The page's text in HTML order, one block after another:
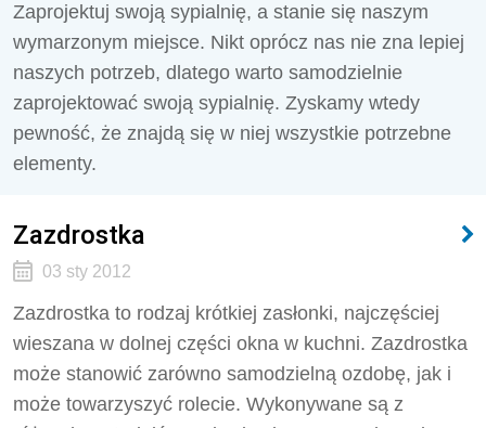
Zaprojektuj swoją sypialnię, a stanie się naszym
wymarzonym miejsce. Nikt oprócz nas nie zna lepiej
naszych potrzeb, dlatego warto samodzielnie
zaprojektować swoją sypialnię. Zyskamy wtedy
pewność, że znajdą się w niej wszystkie potrzebne
elementy.
Zazdrostka
03 sty 2012
Zazdrostka to rodzaj krótkiej zasłonki, najczęściej
wieszana w dolnej części okna w kuchni. Zazdrostka
może stanowić zarówno samodzielną ozdobę, jak i
może towarzyszyć rolecie. Wykonywane są z